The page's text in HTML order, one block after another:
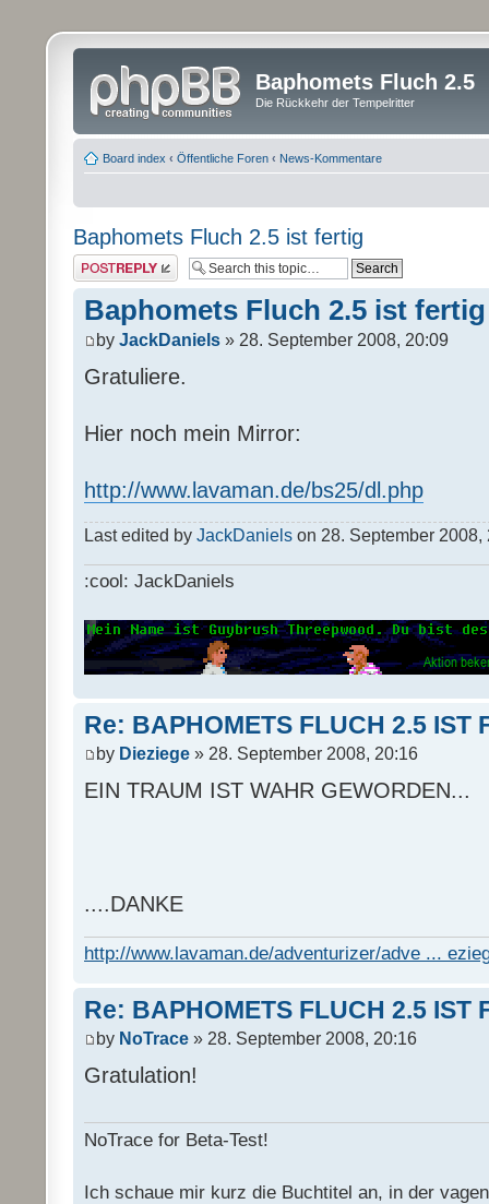
Baphomets Fluch 2.5
Die Rückkehr der Tempelritter
Board index ‹ Öffentliche Foren ‹ News-Kommentare
Baphomets Fluch 2.5 ist fertig
Post a reply
Baphomets Fluch 2.5 ist fertig
by JackDaniels » 28. September 2008, 20:09
Gratuliere.
Hier noch mein Mirror:
http://www.lavaman.de/bs25/dl.php
Last edited by JackDaniels on 28. September
:cool: JackDaniels
Re: BAPHOMETS FLUCH 2.5 IST
by Dieziege » 28. September 2008, 20:16
EIN TRAUM IST WAHR GEWORDEN...
....DANKE
http://www.lavaman.de/adventurizer/adve ...
Re: BAPHOMETS FLUCH 2.5 IST
by NoTrace » 28. September 2008, 20:16
Gratulation!
NoTrace for Beta-Test!
Ich schaue mir kurz die Buchtitel an, in der